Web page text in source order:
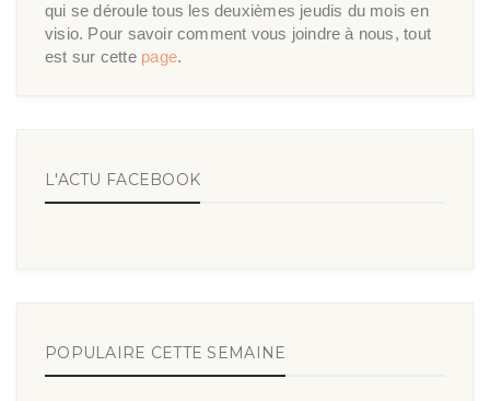
qui se déroule tous les deuxièmes jeudis du mois en
visio. Pour savoir comment vous joindre à nous, tout
est sur cette page.
L'ACTU FACEBOOK
POPULAIRE CETTE SEMAINE